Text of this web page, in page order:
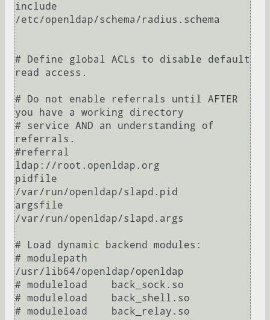
include
/etc/openldap/schema/radius.schema
# Define global ACLs to disable default
read access.
# Do not enable referrals until AFTER
you have a working directory
# service AND an understanding of
referrals.
#referral
ldap://root.openldap.org
pidfile
/var/run/openldap/slapd.pid
argsfile
/var/run/openldap/slapd.args
# Load dynamic backend modules:
# modulepath
/usr/lib64/openldap/openldap
# moduleload    back_sock.so
# moduleload    back_shell.so
# moduleload    back_relay.so